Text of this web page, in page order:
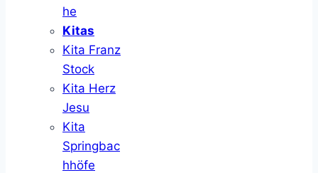
he
Kitas
Kita Franz
Stock
Kita Herz
Jesu
Kita
Springbac
hhöfe